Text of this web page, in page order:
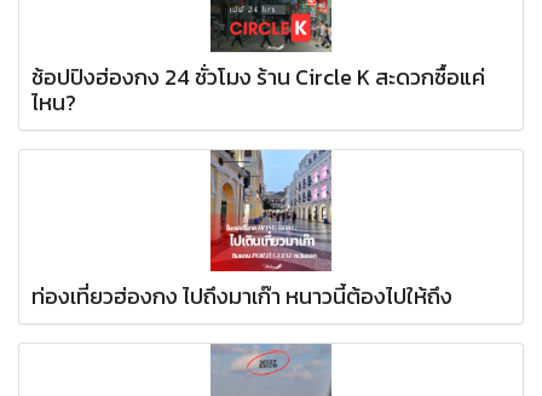
ช้อปปิงฮ่องกง 24 ชั่วโมง ร้าน Circle K สะดวกซื้อแค่
ไหน?
ท่องเที่ยวฮ่องกง ไปถึงมาเก๊า หนาวนี้ต้องไปให้ถึง